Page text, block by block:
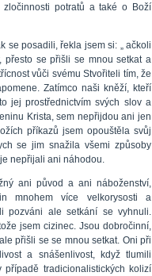
potratů a také o Boží
se posadili, řekla jsem si: „ ačkoli
se přišli se mnou setkat a
vůči svému Stvořiteli tím, že
Zatímco naši kněží, kteří
jej prostřednictvím svých slov a
Krista, sem nepřijdou ani jen
příkazů jsem opouštěla svůj
se jim snažila všemi způsoby
nepřijali ani náhodou.
ani původ a ani náboženství,
mnohem více velkorysosti a
pozváni ale setkání se vyhnuli.
jsem cizinec. Jsou dobročinní,
přišli se se mnou setkat. Oni při
a snášenlivost, když tlumili
tradicionalistických kolizí